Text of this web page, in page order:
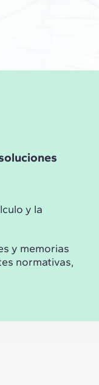
y la
y memorias
normativas,